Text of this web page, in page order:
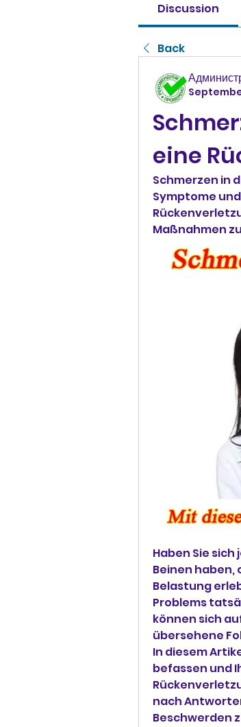
Discussion
Back
eine
Schmerzen in
Symptome
Maßnahmen
Haben Sie
Beinen haben,
Belastung
Problems
können sich
übersehene
In diesem
befassen und
nach
Beschwerden